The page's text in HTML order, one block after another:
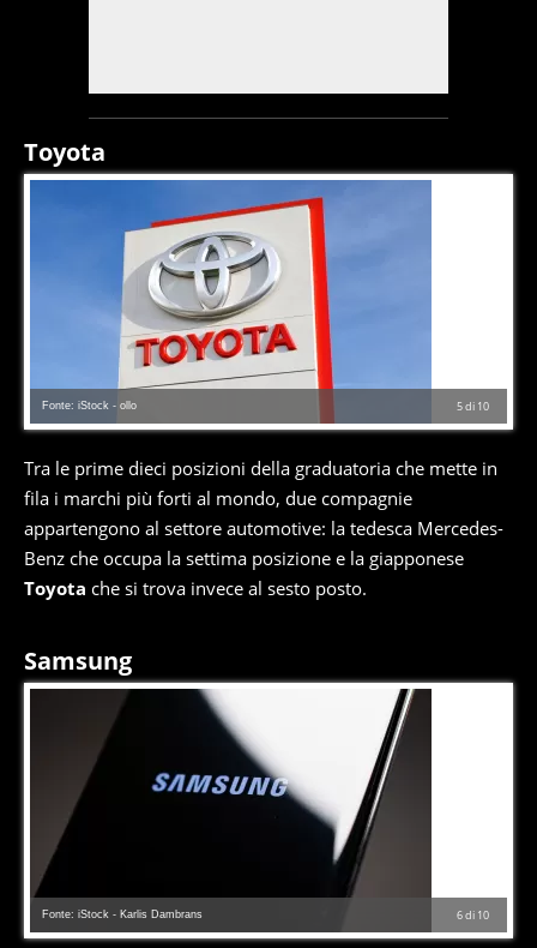
Toyota
5di 10
Fonte: iStock - ollo
Tra le prime dieci posizioni della graduatoria che mette in
fila i marchi più forti al mondo, due compagnie
appartengono al settore automotive: la tedesca Mercedes-
Benz che occupa la settima posizione e la giapponese
Toyota che si trova invece al sesto posto.
Samsung
6di 10
Fonte: iStock - Karlis Dambrans